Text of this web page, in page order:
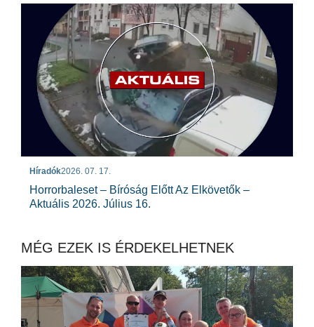
Híradók2026. 07. 17.
Horrorbaleset – Bíróság Előtt Az Elkövetők –
Aktuális 2026. Július 16.
MÉG EZEK IS ÉRDEKELHETNEK